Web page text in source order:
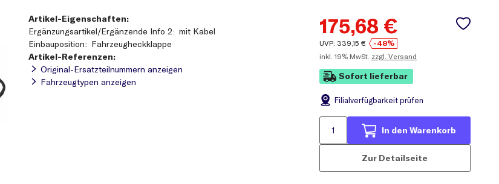
175,68€
UVP: 339,15 €
-48%
inkl. 19% MwSt. zzgl. Versand
Sofort lieferbar
Filialverfügbarkeit prüfen
In den Warenkorb
Zur Detailseite
Artikel-Eigenschaften:
Ergänzungsartikel/Ergänzende Info 2 mit Kabel
Einbauposition Fahrzeugheckklappe
Artikel-Referenzen:
Original-Ersatzteilnummern anzeigen
Fahrzeugtypen anzeigen